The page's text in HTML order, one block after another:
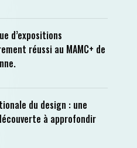
d’expositions
réussi au MAMC+ de
du design : une
à approfondir